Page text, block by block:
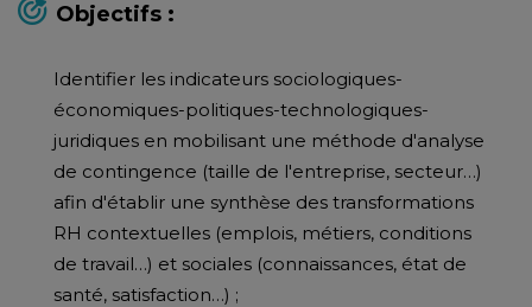
Objectifs :
Identifier les indicateurs sociologiques-
économiques-politiques-technologiques-
juridiques en mobilisant une méthode d'analyse
de contingence (taille de l'entreprise, secteur…)
afin d'établir une synthèse des transformations
RH contextuelles (emplois, métiers, conditions
de travail…) et sociales (connaissances, état de
santé, satisfaction…) ;